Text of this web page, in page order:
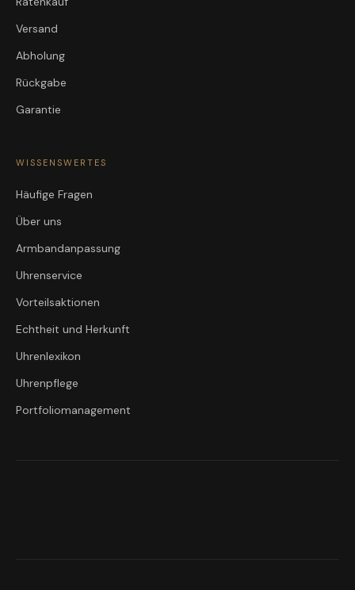
Versand
Abholung
Rückgabe
Garantie
WISSENSWERTES
Häufige Fragen
Über uns
Armbandanpassung
Uhrenservice
Vorteilsaktionen
Echtheit und Herkunft
Uhrenlexikon
Uhrenpflege
Portfoliomanagement